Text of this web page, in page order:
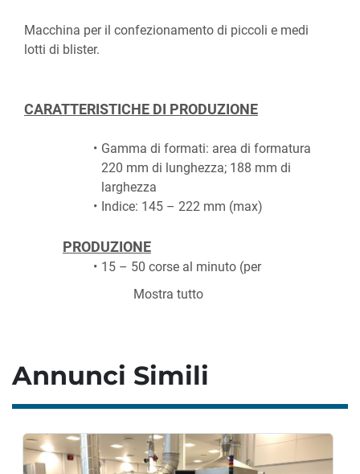
Macchina per il confezionamento di piccoli e medi
lotti di blister.
CARATTERISTICHE DI PRODUZIONE
Gamma di formati: area di formatura
220 mm di lunghezza; 188 mm di
larghezza
Indice: 145 – 222 mm (max)
PRODUZIONE
15 – 50 corse al minuto (per
formatura a 12 mm di profondità)
Profondità di formatura:
mm
Bobina di formatura: 460 mm
Bobina interna: 70-76 m
Mostra tutto
Annunci Simili